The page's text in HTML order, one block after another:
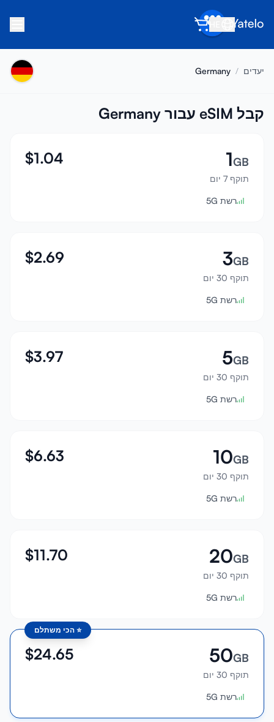
אודות
הפנה חבר
הפוך לשותף
מרכז עזרה
תאימות מכשירים
התחבר
יעדים /
Germany
קבל eSIM עבור Germany
1GB
תוקף 7 יום
$1.04
רשת 5G
3GB
תוקף 30 יום
$2.69
רשת 5G
5GB
תוקף 30 יום
$3.97
רשת 5G
10GB
תוקף 30 יום
$6.63
רשת 5G
20GB
תוקף 30 יום
$11.70
רשת 5G
⭐ הכי משתלם
50GB
תוקף 30 יום
$24.65
רשת 5G